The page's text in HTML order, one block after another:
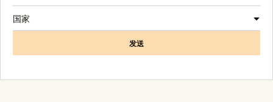
国家
发送